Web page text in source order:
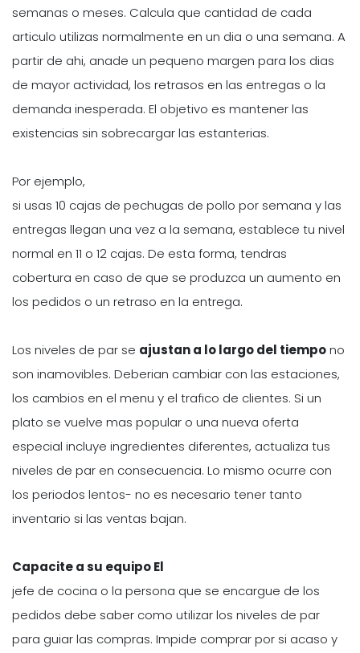
semanas o meses. Calcula que cantidad de cada
articulo utilizas normalmente en un dia o una semana. A
partir de ahi, anade un pequeno margen para los dias
de mayor actividad, los retrasos en las entregas o la
demanda inesperada. El objetivo es mantener las
existencias sin sobrecargar las estanterias.
Por ejemplo,
si usas 10 cajas de pechugas de pollo por semana y las
entregas llegan una vez a la semana, establece tu nivel
normal en 11 o 12 cajas. De esta forma, tendras
cobertura en caso de que se produzca un aumento en
los pedidos o un retraso en la entrega.
Los niveles de par se ajustan a lo largo del tiempono
son inamovibles. Deberian cambiar con las estaciones,
los cambios en el menu y el trafico de clientes. Si un
plato se vuelve mas popular o una nueva oferta
especial incluye ingredientes diferentes, actualiza tus
niveles de par en consecuencia. Lo mismo ocurre con
los periodos lentos- no es necesario tener tanto
inventario si las ventas bajan.
Capacite a su equipo El
jefe de cocina o la persona que se encargue de los
pedidos debe saber como utilizar los niveles de par
para guiar las compras. Impide comprar por si acaso y